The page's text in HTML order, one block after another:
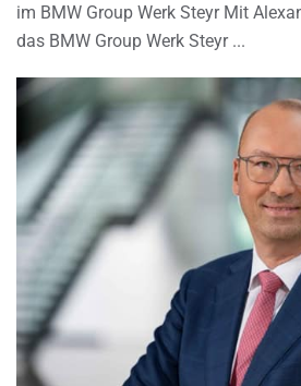
im BMW Group Werk Steyr Mit
das BMW Group Werk Steyr